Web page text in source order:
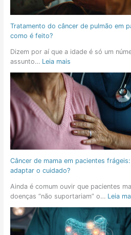
Tratamento do câncer de pulmão em
como é feito?
Dizem por aí que a idade é só um
assunto… Leia mais
Câncer de mama em pacientes
adaptar o cuidado?
Ainda é comum ouvir que pacientes
doenças “não suportariam” o… Leia